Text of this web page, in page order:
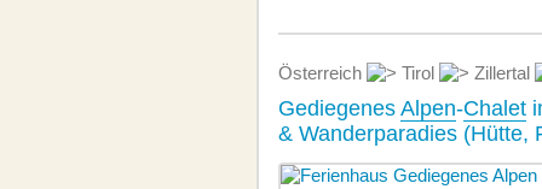
Österreich Tirol Zillertal
Gediegenes Alpen-Chalet
& Wanderparadies (Hütte,